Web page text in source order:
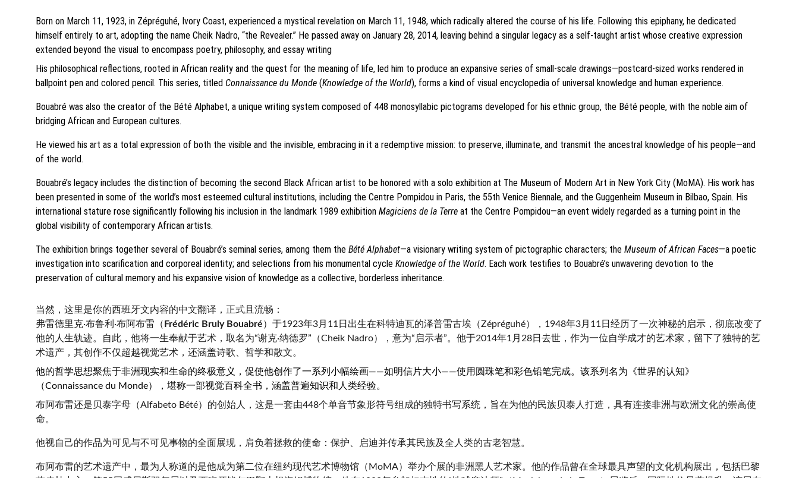
Born on March 11, 1923, in Zépréguhé, Ivory Coast, experienced a mystical revelation on March 11, 1948, which radically altered the course of his life. Following this epiphany, he dedicated
himself entirely to art, adopting the name Cheik Nadro, “the Revealer.” He passed away on January 28, 2014, leaving behind a singular legacy as a self-taught artist whose creative expression
extended beyond the visual to encompass poetry, philosophy, and essay writing
His philosophical reflections, rooted in African reality and the quest for the meaning of life, led him to produce an expansive series of small-scale drawings—postcard-sized works rendered in
ballpoint pen and colored pencil. This series, titled Connaissance du Monde (Knowledge of the World), forms a kind of visual encyclopedia of universal knowledge and human experience.
Bouabré was also the creator of the Bété Alphabet, a unique writing system composed of 448 monosyllabic pictograms developed for his ethnic group, the Bété people, with the noble aim of
bridging African and European cultures.
He viewed his art as a total expression of both the visible and the invisible, embracing in it a redemptive mission: to preserve, illuminate, and transmit the ancestral knowledge of his people—and
of the world.
Bouabré’s legacy includes the distinction of becoming the second Black African artist to be honored with a solo exhibition at The Museum of Modern Art in New York City (MoMA). His work has
been presented in some of the world’s most esteemed cultural institutions, including the Centre Pompidou in Paris, the 55th Venice Biennale, and the Guggenheim Museum in Bilbao, Spain. His
international stature rose significantly following his inclusion in the landmark 1989 exhibition Magiciens de la Terre at the Centre Pompidou—an event widely regarded as a turning point in the
global visibility of contemporary African artists.
The exhibition brings together several of Bouabré’s seminal series, among them the Bété Alphabet—a visionary writing system of pictographic characters; the Museum of African Faces—a poetic
investigation into scarification and corporeal identity; and selections from his monumental cycle Knowledge of the World. Each work testifies to Bouabré’s unwavering devotion to the
preservation of cultural memory and his expansive vision of knowledge as a collective, borderless inheritance.
当然，这里是你的西班牙文内容的中文翻译，正式且流畅：
弗雷德里克·布鲁利·布阿布雷（ Frédéric Bruly Bouabré）于1923年3月11日出生在科特迪瓦的泽普雷古埃（Zépréguhé），1948年3月11日经历了一次神秘的启示，彻底改变了
他的人生轨迹。自此，他将一生奉献于艺术，取名为“谢克·纳德罗”（Cheik Nadro），意为“启示者”。他于2014年1月28日去世，作为一位自学成才的艺术家，留下了独特的艺
术遗产，其创作不仅超越视觉艺术，还涵盖诗歌、哲学和散文。
他的哲学思想聚焦于非洲现实和生命的终极意义，促使他创作了一系列小幅绘画——如明信片大小——使用圆珠笔和彩色铅笔完成。该系列名为《世界的认知》
（Connaissance du Monde），堪称一部视觉百科全书，涵盖普遍知识和人类经验。
布阿布雷还是贝泰字母（Alfabeto Bété）的创始人，这是一套由448个单音节象形符号组成的独特书写系统，旨在为他的民族贝泰人打造，具有连接非洲与欧洲文化的崇高使
命。
他视自己的作品为可见与不可见事物的全面展现，肩负着拯救的使命：保护、启迪并传承其民族及全人类的古老智慧。
布阿布雷的艺术遗产中，最为人称道的是他成为第二位在纽约现代艺术博物馆（MoMA）举办个展的非洲黑人艺术家。他的作品曾在全球最具声望的文化机构展出，包括巴黎